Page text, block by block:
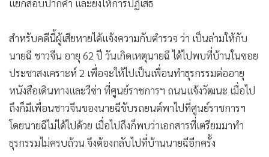
แยกสอบปากคำ และยังให้การปฏิเสธ
สำหรับคดีนี้ผู้เสียหายได้แจ้งความกับตำรวจ ว่า เป็นล่ามให้กับ
นายฉี ชาวจีน อายุ 62 ปี วันเกิดเหตุนายฉี ได้ไปพบที่บ้านในซอย
ประชาสงเคราะห์ 2 เพื่อจะให้ไปเป็นเพื่อนทำธุรกรรมต่ออายุ
หนังสือเดินทางและวีซ่า ที่ศูนย์ราชการฯ ถนนแจ้งวัฒนะ เมื่อไป
ถึงก็มีเพื่อนชาวจีนของนายฉีขับรถยนต์พาไปที่ศูนย์ราชการฯ
โดยนายฉีไม่ได้ไปด้วย เมื่อไปถึงก็พบว่าเอกสารที่เตรียมมาทำ
ธุรกรรมไม่ครบถ้วน จึงต้องกลับไปที่บ้านนายฉีอีกครั้ง